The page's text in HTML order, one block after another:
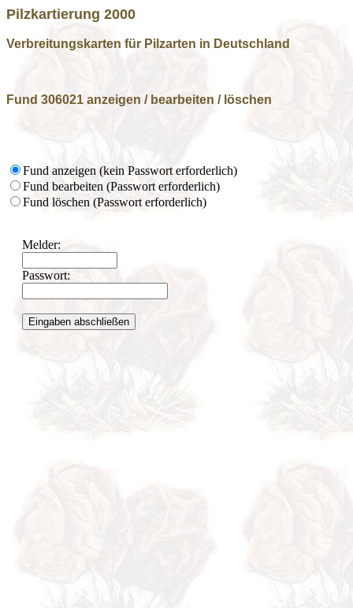
Pilzkartierung 2000
Verbreitungskarten für Pilzarten in Deutschland
Fund 306021 anzeigen / bearbeiten / löschen
Fund anzeigen (kein Passwort erforderlich)
Fund bearbeiten (Passwort erforderlich)
Fund löschen (Passwort erforderlich)
Melder:
Passwort: